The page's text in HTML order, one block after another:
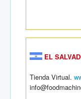
EL
Tienda Virtual.